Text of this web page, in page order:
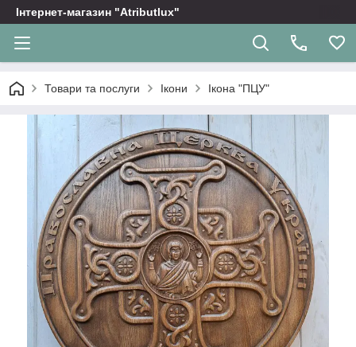
Інтернет-магазин "Atributlux"
Товари та послуги Ікони Ікона "ПЦУ"